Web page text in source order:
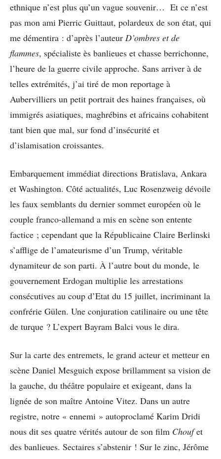
ethnique n’est plus qu’un vague souvenir… Et ce n’est
pas mon ami Pierric Guittaut, polardeux de son état, qui
me démentira : d’après l’auteur D’ombres et de
flammes, spécialiste ès banlieues et chasse berrichonne,
l’heure de la guerre civile approche. Sans arriver à de
telles extrémités, j’ai tiré de mon reportage à
Aubervilliers un petit portrait des haines françaises, où
immigrés asiatiques, maghrébins et africains cohabitent
tant bien que mal, sur fond d’insécurité et
d’islamisation croissantes.
Embarquement immédiat directions Bratislava, Ankara
et Washington. Côté actualités, Luc Rosenzweig dévoile
les faux semblants du dernier sommet européen où le
couple franco-allemand a mis en scène son entente
factice ; cependant que la Républicaine Claire Berlinski
s’afflige de l’amateurisme d’un Trump, véritable
dynamiteur de son parti. À l’autre bout du monde, le
gouvernement Erdogan multiplie les arrestations
consécutives au coup d’Etat du 15 juillet, incriminant la
confrérie Gülen. Une conjuration catilinaire ou une tête
de turque ? L’expert Bayram Balci vous le dira.
Sur la carte des entremets, le grand acteur et metteur en
scène Daniel Mesguich expose brillamment sa vision de
la gauche, du théâtre populaire et exigeant, dans la
lignée de son maître Antoine Vitez. Dans un autre
registre, notre « ennemi » autoproclamé Karim Dridi
nous dit ses quatre vérités autour de son film Choufet
des banlieues. Sectaires s’abstenir ! Sur le zinc, Jérôme